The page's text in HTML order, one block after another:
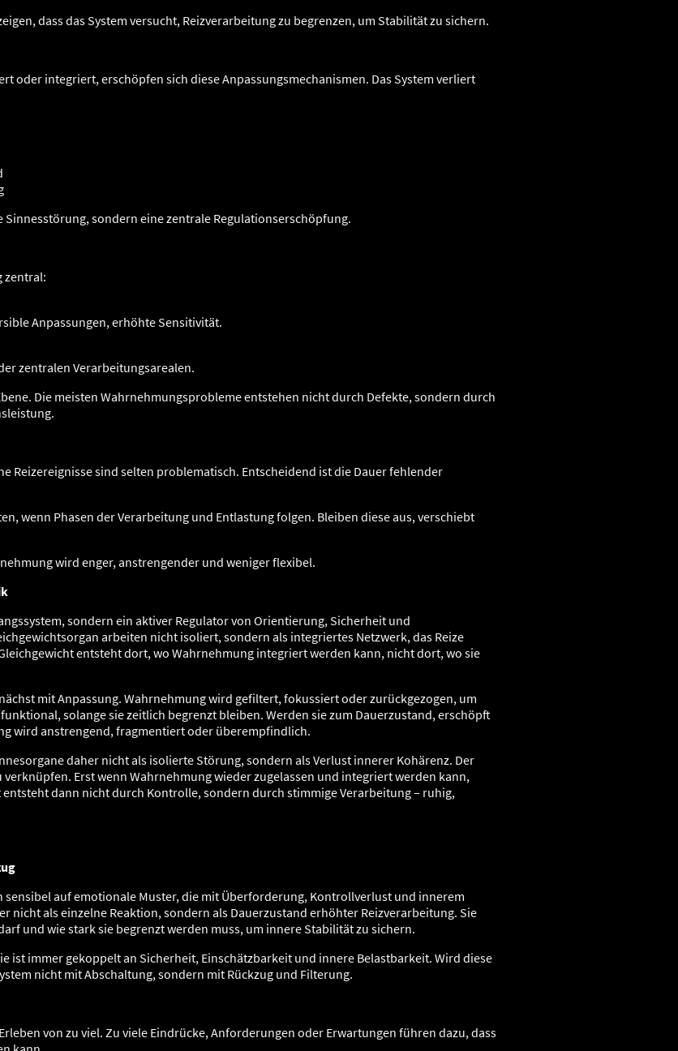
dass das System versucht, Reizverarbeitung zu begrenzen, um Stabilität zu sichern.
oder integriert, erschöpfen sich diese Anpassungsmechanismen. Das System verliert
sondern eine zentrale Regulationserschöpfung.
zentral:
Anpassungen, erhöhte Sensitivität.
zentralen Verarbeitungsarealen.
Die meisten Wahrnehmungsprobleme entstehen nicht durch Defekte, sondern durch
Reizereignisse sind selten problematisch. Entscheidend ist die Dauer fehlender
wenn Phasen der Verarbeitung und Entlastung folgen. Bleiben diese aus, verschiebt
wird enger, anstrengender und weniger flexibel.
sondern ein aktiver Regulator von Orientierung, Sicherheit und
arbeiten nicht isoliert, sondern als integriertes Netzwerk, das Reize
entsteht dort, wo Wahrnehmung integriert werden kann, nicht dort, wo sie
mit Anpassung. Wahrnehmung wird gefiltert, fokussiert oder zurückgezogen, um
solange sie zeitlich begrenzt bleiben. Werden sie zum Dauerzustand, erschöpft
wird anstrengend, fragmentiert oder überempfindlich.
daher nicht als isolierte Störung, sondern als Verlust innerer Kohärenz. Der
Erst wenn Wahrnehmung wieder zugelassen und integriert werden kann,
dann nicht durch Kontrolle, sondern durch stimmige Verarbeitung – ruhig,
sensibel auf emotionale Muster, die mit Überforderung, Kontrollverlust und innerem
nicht als einzelne Reaktion, sondern als Dauerzustand erhöhter Reizverarbeitung. Sie
und wie stark sie begrenzt werden muss, um innere Stabilität zu sichern.
ist immer gekoppelt an Sicherheit, Einschätzbarkeit und innere Belastbarkeit. Wird diese
nicht mit Abschaltung, sondern mit Rückzug und Filterung.
von zu viel. Zu viele Eindrücke, Anforderungen oder Erwartungen führen dazu, dass